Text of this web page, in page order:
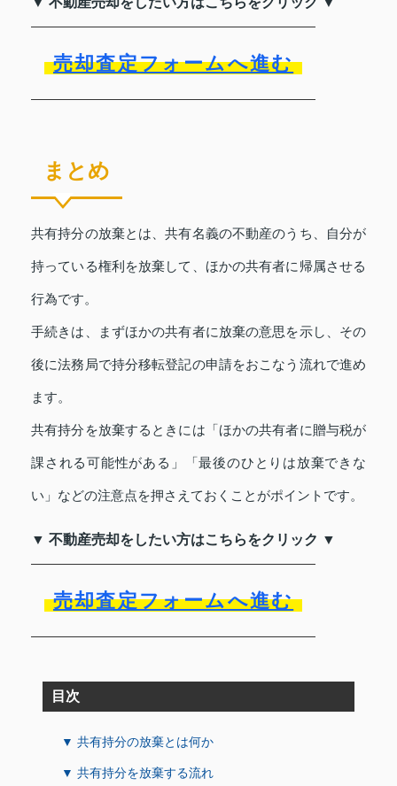
売却査定フォームへ進む
まとめ
共有持分の放棄とは、共有名義の不動産のうち、自分が
持っている権利を放棄して、ほかの共有者に帰属させる
行為です。
手続きは、まずほかの共有者に放棄の意思を示し、その
後に法務局で持分移転登記の申請をおこなう流れで進め
ます。
共有持分を放棄するときには「ほかの共有者に贈与税が
課される可能性がある」「最後のひとりは放棄できな
い」などの注意点を押さえておくことがポイントです。
▼ 不動産売却をしたい方はこちらをクリック ▼
売却査定フォームへ進む
目次
▼ 共有持分の放棄とは何か
▼ 共有持分を放棄する流れ